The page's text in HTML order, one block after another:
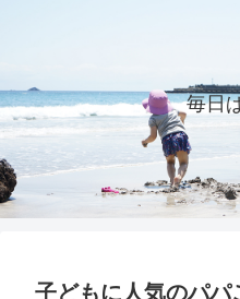
毎日
子どもに人気のパパ